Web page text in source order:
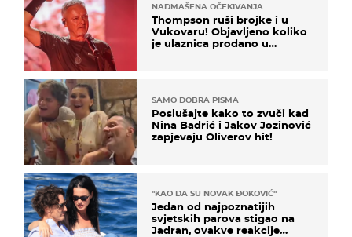
NADMAŠENA OČEKIVANJA
Thompson ruši brojke i u
Vukovaru! Objavljeno koliko
je ulaznica prodano u
SAMO DOBRA PISMA
Poslušajte kako to zvuči kad
Nina Badrić i Jakov Jozinović
zapjevaju Oliverov hit!
"KAO DA SU NOVAK ĐOKOVIĆ"
Jedan od najpoznatijih
svjetskih parova stigao na
Jadran, ovakve reakcije